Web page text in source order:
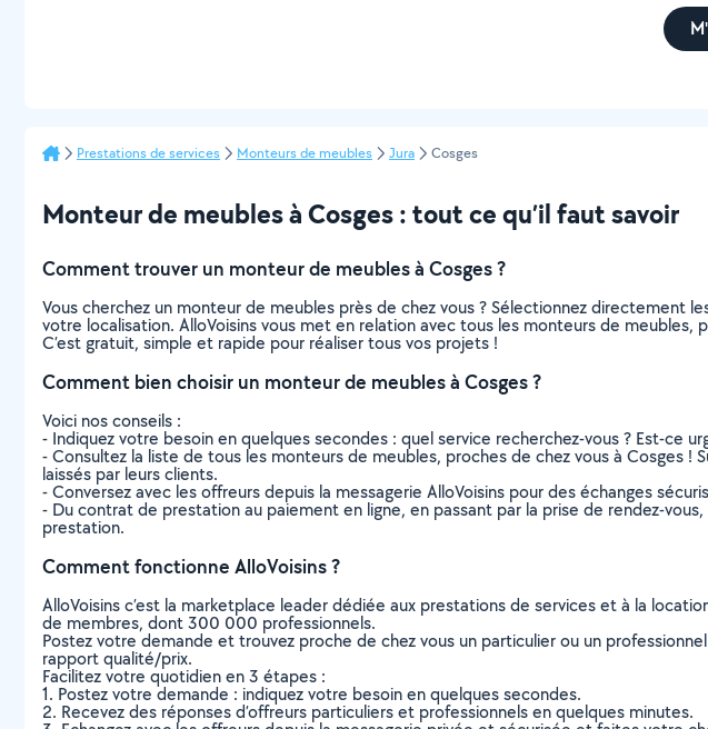
Prestations de services Monteurs de meubles Jura Cosges
Monteur de meubles à Cosges : tout ce qu’il faut savoir
Comment trouver un monteur de meubles à Cosges ?
Vous cherchez un monteur de meubles près de chez vous ? Sélectionnez
votre localisation. AlloVoisins vous met en relation avec tous les monteurs de
C’est gratuit, simple et rapide pour réaliser tous vos projets !
Comment bien choisir un monteur de meubles à Cosges ?
Voici nos conseils :
- Indiquez votre besoin en quelques secondes : quel service recherchez-vous ? Est-ce
- Consultez la liste de tous les monteurs de meubles, proches de chez vous à Cosges
laissés par leurs clients.
- Conversez avec les offreurs depuis la messagerie AlloVoisins pour des échanges
- Du contrat de prestation au paiement en ligne, en passant par la prise de rendez-
prestation.
Comment fonctionne AlloVoisins ?
AlloVoisins c’est la marketplace leader dédiée aux prestations de services et à la
de membres, dont 300 000 professionnels.
Postez votre demande et trouvez proche de chez vous un particulier ou un
rapport qualité/prix.
Facilitez votre quotidien en 3 étapes :
1. Postez votre demande : indiquez votre besoin en quelques secondes.
2. Recevez des réponses d’offreurs particuliers et professionnels en quelques minutes.